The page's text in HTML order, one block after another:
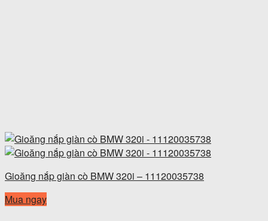
Gioăng nắp giàn cò BMW 320i – 11120035738
Mua ngay